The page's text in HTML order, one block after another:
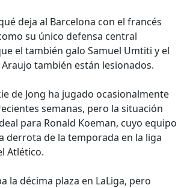
deja al Barcelona con el francés
su único defensa central
el también galo Samuel Umtiti y el
también están lesionados.
de Jong ha jugado ocasionalmente
semanas, pero la situación
para Ronald Koeman, cuyo equipo
derrota de la temporada en la liga
Atlético.
la décima plaza en LaLiga, pero